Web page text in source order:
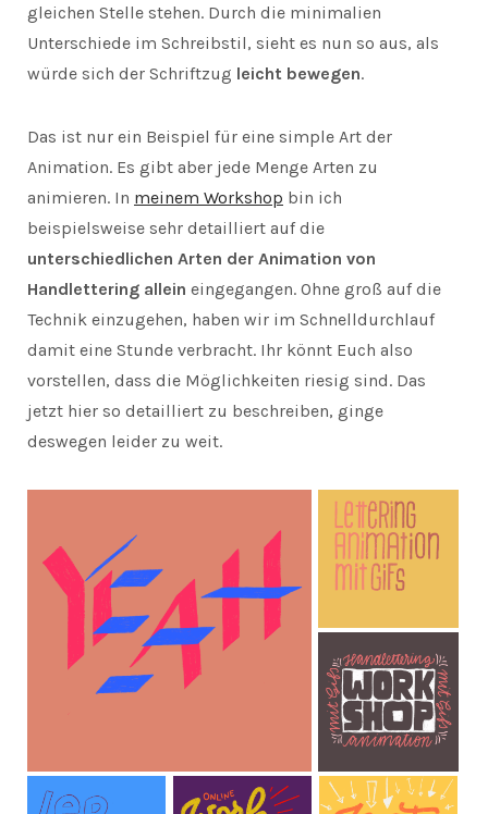
gleichen Stelle stehen. Durch die minimalien
Unterschiede im Schreibstil, sieht es nun so aus, als
würde sich der Schriftzug leicht bewegen.
Das ist nur ein Beispiel für eine simple Art der
Animation. Es gibt aber jede Menge Arten zu
animieren. In meinem Workshop bin ich
beispielsweise sehr detailliert auf die
unterschiedlichen Arten der Animation von
Handlettering allein eingegangen. Ohne groß auf die
Technik einzugehen, haben wir im Schnelldurchlauf
damit eine Stunde verbracht. Ihr könnt Euch also
vorstellen, dass die Möglichkeiten riesig sind. Das
jetzt hier so detailliert zu beschreiben, ginge
deswegen leider zu weit.